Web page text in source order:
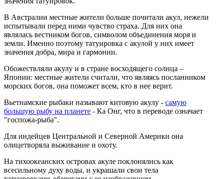
В Австралии местные жители больше почитали акул, нежели
испытывали перед ними чувство страха. Для них она
являлась вестником богов, символом объединения моря и
земли. Именно поэтому татуировка с акулой у них имеет
значения добра, мира и гармонии.
Обожествляли акулу и в стране восходящего солнца –
Японии: местные жители считали, что являясь посланником
морских богов, она поможет всем, кто в нее верит.
Вьетнамские рыбаки называют китовую акулу - самую
большую рыбу на планете - Ка Онг, что в переводе означает
"госпожа-рыба".
Для индейцев Центральной и Северной Америки она
олицетворяла выживание и охоту.
На тихоокеанских островах акуле поклонялись как
всесильному духу воды, и украшали свои тела